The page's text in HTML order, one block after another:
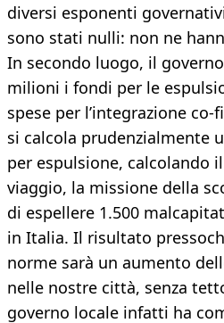
diversi esponenti
sono stati nulli: non ne
In secondo luogo, il
milioni i fondi per le
spese per l’integrazione co-
si calcola prudenzialmente
per espulsione, calcolando
viaggio, la missione della
di espellere 1.500
in Italia. Il risultato
norme sarà un aumento
nelle nostre città, senza
governo locale infatti ha